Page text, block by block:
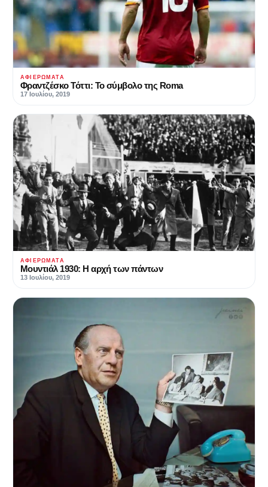
ΑΦΙΕΡΏΜΑΤΑ
Φραντζέσκο Τόττι: Το σύμβολο της Roma
17 Ιουλίου, 2019
ΑΦΙΕΡΏΜΑΤΑ
Μουντιάλ 1930: Η αρχή των πάντων
13 Ιουλίου, 2019